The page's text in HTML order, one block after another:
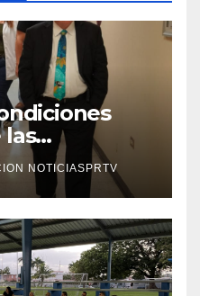
las
NOTICIASPRTV